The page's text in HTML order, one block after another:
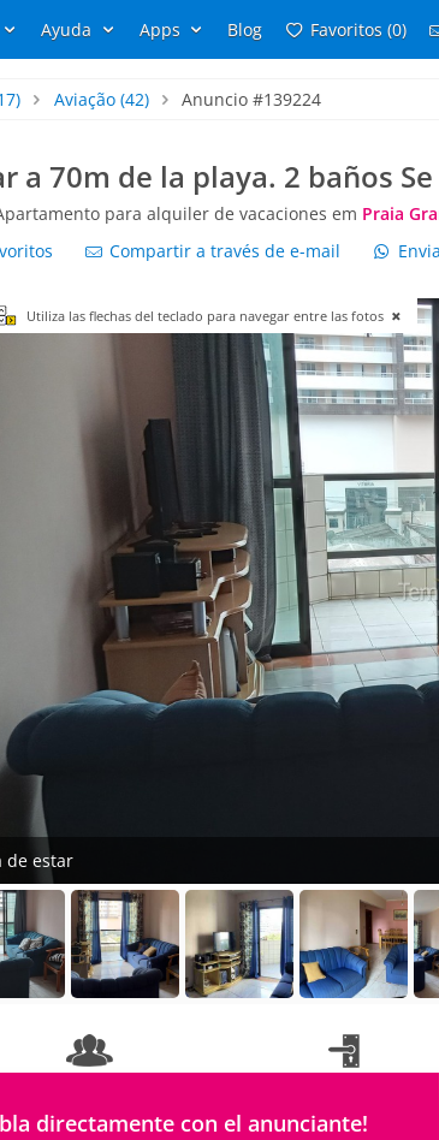
Ayuda Apps Blog Favoritos (0)
Aviação(42) Anuncio #139224
70m de la playa. 2 baños
para alquiler de vacaciones em Praia
Compartir a través de e-mail
directamente con el anunciante!
Utiliza las flechas del teclado para navegar entre las fotos
de estar
1Suite